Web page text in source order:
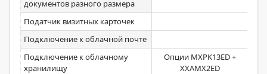
документов разного размера
Податчик визитных карточек
Подключение к облачной почте
Подключение к облачному
хранилищу
Опции MXPK13ED +
XXAMX2ED